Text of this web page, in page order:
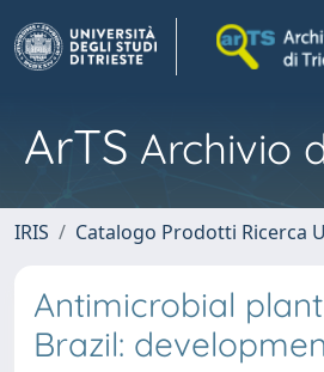
ArTS Archivio
IRIS Catalogo Prodotti Ricerca
Antimicrobial
Brazil: